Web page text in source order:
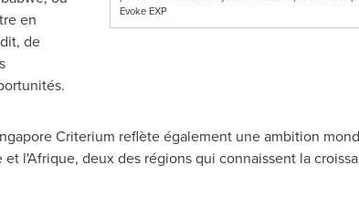
Evoke EXP
en
de
Criterium reflète également une ambition
l'Afrique, deux des régions qui connaissent la